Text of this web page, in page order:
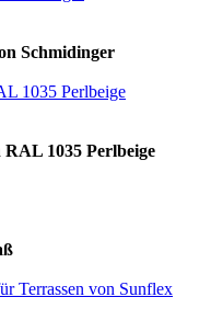
Schmidinger
1035 Perlbeige